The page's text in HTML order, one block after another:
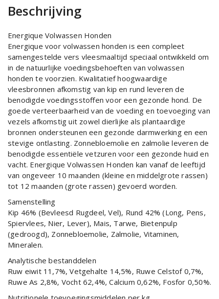
Beschrijving
Energique Volwassen Honden
Energique voor volwassen honden is een compleet
samengestelde vers vleesmaaltijd speciaal ontwikkeld om
in de natuurlijke voedingsbehoeften van volwassen
honden te voorzien. Kwalitatief hoogwaardige
vleesbronnen afkomstig van kip en rund leveren de
benodigde voedingsstoffen voor een gezonde hond. De
goede verteerbaarheid van de voeding en toevoeging van
vezels afkomstig uit zowel dierlijke als plantaardige
bronnen ondersteunen een gezonde darmwerking en een
stevige ontlasting. Zonnebloemolie en zalmolie leveren de
benodigde essentiële vetzuren voor een gezonde huid en
vacht. Energique Volwassen Honden kan vanaf de leeftijd
van ongeveer 10 maanden (kleine en middelgrote rassen)
tot 12 maanden (grote rassen) gevoerd worden.
Samenstelling
Kip 46% (Bevleesd Rugdeel, Vel), Rund 42% (Long, Pens,
Spiervlees, Nier, Lever), Mais, Tarwe, Bietenpulp
(gedroogd), Zonnebloemolie, Zalmolie, Vitaminen,
Mineralen.
Analytische bestanddelen
Ruw eiwit 11,7%, Vetgehalte 14,5%, Ruwe Celstof 0,7%,
Ruwe As 2,8%, Vocht 62,4%, Calcium 0,62%, Fosfor 0,50%.